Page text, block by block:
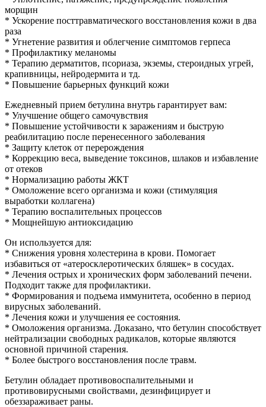
морщин
* Ускорение посттравматического восстановления кожи в два
раза
* Угнетение развития и облегчение симптомов герпеса
* Профилактику меланомы
* Терапию дерматитов, псориаза, экземы, стероидных угрей,
крапивницы, нейродермита и тд.
* Повышение барьерных функций кожи
Ежедневный прием бетулина внутрь гарантирует вам:
* Улучшение общего самочувствия
* Повышение устойчивости к заражениям и быструю
реабилитацию после перенесенного заболевания
* Защиту клеток от перерождения
* Коррекцию веса, выведение токсинов, шлаков и избавление
от отеков
* Нормализацию работы ЖКТ
* Омоложение всего организма и кожи (стимуляция
выработки коллагена)
* Терапию воспалительных процессов
* Мощнейшую антиоксидацию
Он используется для:
* Снижения уровня холестерина в крови. Помогает
избавиться от «атеросклеротических бляшек» в сосудах.
* Лечения острых и хронических форм заболеваний печени.
Подходит также для профилактики.
* Формирования и подъема иммунитета, особенно в период
вирусных заболеваний.
* Лечения кожи и улучшения ее состояния.
* Омоложения организма. Доказано, что бетулин способствует
нейтрализации свободных радикалов, которые являются
основной причиной старения.
* Более быстрого восстановления после травм.
Бетулин обладает противовоспалительными и
противовирусными свойствами, дезинфицирует и
обеззараживает раны.